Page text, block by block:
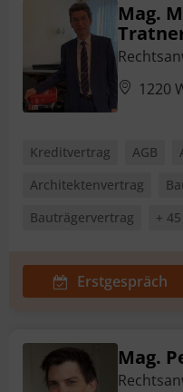
Mag.
1220
Kreditvertrag AGB
Architektenvertrag
Bauträgervertrag
+
Erstgespräch
Mag.